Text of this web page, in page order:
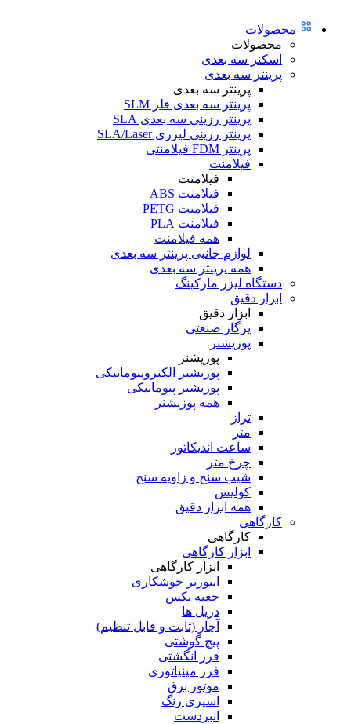
محصولات
محصولات
اسکنر سه بعدی
پرینتر سه بعدی
پرینتر سه بعدی
پرینتر سه بعدی فلز SLM
پرینتر رزینی سه بعدی SLA
پرینتر رزینی لیزری SLA/Laser
پرینتر FDM فیلامنتی
فیلامنت
فیلامنت
فیلامنت ABS
فیلامنت PETG
فیلامنت PLA
همه فیلامنت
لوازم جانبی پرینتر سه بعدی
همه پرینتر سه بعدی
دستگاه لیزر مارکینگ
ابزار دقیق
ابزار دقیق
پرگار صنعتی
پوزیشنر
پوزیشنر
پوزیشنر الکتروپنوماتیکی
پوزیشنر پنوماتیکی
همه پوزیشنر
تراز
متر
ساعت اندیکاتور
چرخ متر
شیب سنج و زاویه سنج
کولیس
همه ابزار دقیق
کارگاهی
کارگاهی
ابزار کارگاهی
ابزار کارگاهی
اینورتر جوشکاری
جعبه بکس
دریل ها
آچار (ثابت و قابل تنظیم)
پیچ گوشتی
فرز انگشتی
فرز مینیاتوری
موتور برق
اسپری رنگ
انبردست